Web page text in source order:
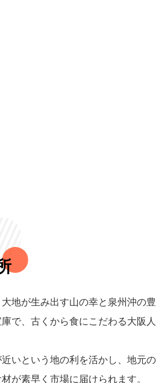
地が生み出す山の幸と泉州沖の
で、古くから食にこだわる大阪
いという地の利を活かし、地元
が素早く市場に届けられます。